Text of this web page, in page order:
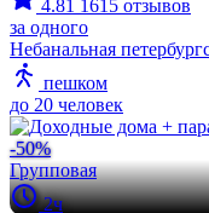
4.81 1615 отзывов
за одного
Небанальная
пешком
до 20 человек
-50%
Групповая
2ч